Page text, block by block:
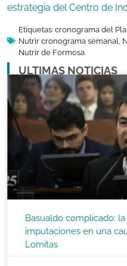
estrategia del Centro de
Etiquetas: cronograma del
Nutrir cronograma semanal
Nutrir de Formosa
ULTIMAS NOTICIAS
Basualdo complicado:
imputaciones en una
Lomitas